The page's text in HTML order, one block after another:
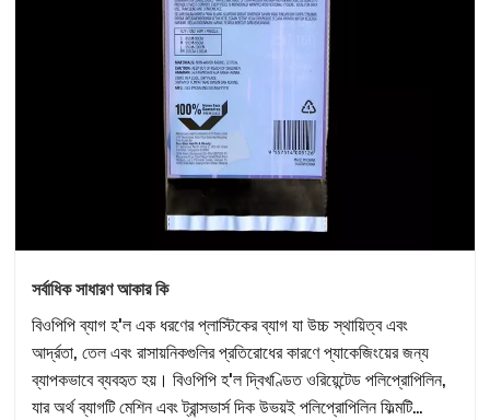
সর্বাধিক সাধারণ আকার কি
বিওপিপি ব্যাগ হ'ল এক ধরণের প্লাস্টিকের ব্যাগ যা উচ্চ স্থায়িত্ব এবং
আর্দ্রতা, তেল এবং রাসায়নিকগুলির প্রতিরোধের কারণে প্যাকেজিংয়ের জন্য
ব্যাপকভাবে ব্যবহৃত হয়। বিওপিপি হ'ল দ্বিখণ্ডিত ওরিয়েন্টেড পলিপ্রোপিলিন,
যার অর্থ ব্যাগটি মেশিন এবং ট্রান্সভার্স দিক উভয়ই পলিপ্রোপিলিন ফিল্মটি